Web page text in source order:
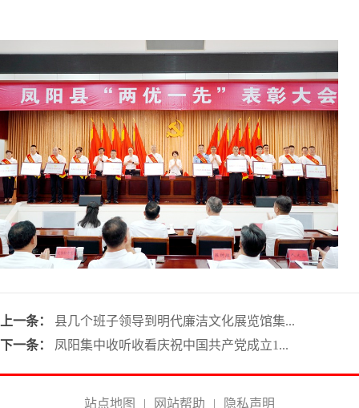
上一条：
县几个班子领导到明代廉洁文化展览馆集...
下一条：
凤阳集中收听收看庆祝中国共产党成立1...
站点地图 | 网站帮助 | 隐私声明